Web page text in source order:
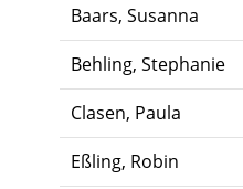
Baars, Susanna
Behling, Stephanie
Clasen, Paula
Eßling, Robin